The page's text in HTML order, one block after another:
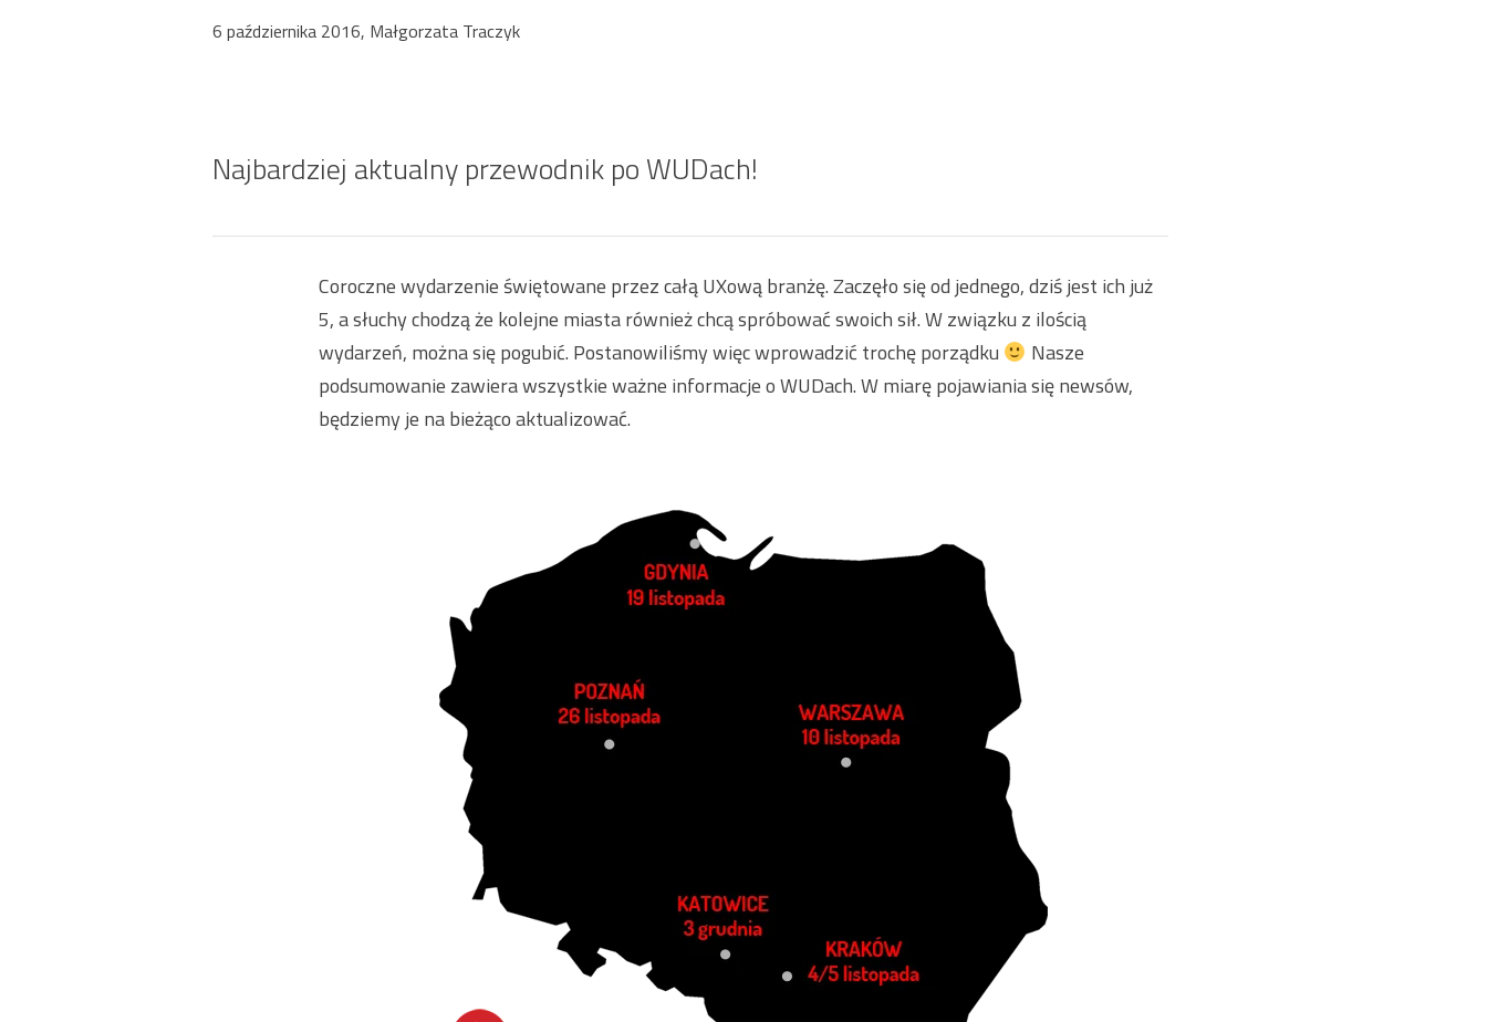
6 października 2016, Małgorzata Traczyk
Najbardziej aktualny przewodnik po WUDach!
Coroczne wydarzenie świętowane przez całą UXową branżę. Zaczęło się od jednego, dziś jest ich już
5, a słuchy chodzą że kolejne miasta również chcą spróbować swoich sił. W związku z ilością
wydarzeń, można się pogubić. Postanowiliśmy więc wprowadzić trochę porządku
Nasze
podsumowanie zawiera wszystkie ważne informacje o WUDach. W miarę pojawiania się newsów,
będziemy je na bieżąco aktualizować.